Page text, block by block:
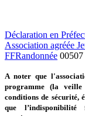
Déclaration en
Association agréée
FFRandonnée 00507
A noter que
programme (la
conditions de sécurité,
que